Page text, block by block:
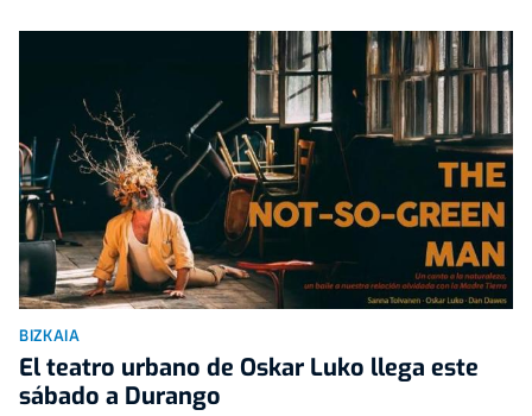
BIZKAIA
El teatro urbano de Oskar Luko llega este
sábado a Durango